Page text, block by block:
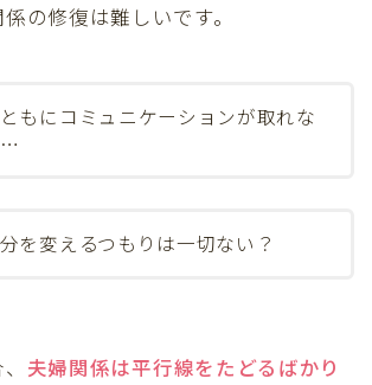
の修復は難しいです。
もにコミュニケーションが取れな
を変えるつもりは一切ない？
夫婦関係は平行線をたどるばかり